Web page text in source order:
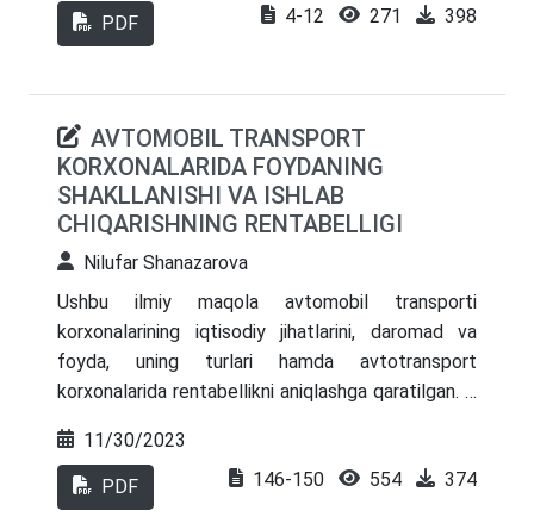
hisoblanadi. Jumladan, Taraqqiyot strategiyasida
ham hududlar iqtisodiyotini yaqin istiqbolda 1,6
qilishni talab qiladi. Shundan kelib chiqqan holda,
mazkur maqolada mahalliy byudjetlarning daromad
bazasini mustahkamlash yo‘llari tahlil qilingan.
PDF 4-12 271 398
AVTOMOBIL TRANSPORT
KORXONALARIDA FOYDANING
SHAKLLANISHI VA ISHLAB
CHIQARISHNING RENTABELLIGI
Nilufar Shanazarova
Ushbu ilmiy maqola avtomobil transporti
korxonalarining iqtisodiy jihatlarini, daromad va
foyda, uning turlari hamda avtotransport
korxonalarida rentabellikni aniqlashga qaratilgan. U
daromadlarni optimallashtirish kabi foyda
shakllanishiga ta'sir qiluvchi turli omillarni o'rganadi.
Bundan tashqari, u moliyaviy va operatsion
11/30/2023
PDF 146-150 554 374